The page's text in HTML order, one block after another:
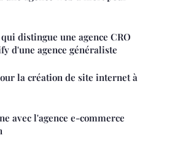
distingue une agence CRO
d'une agence généraliste
la création de site internet à
avec l'agence e-commerce